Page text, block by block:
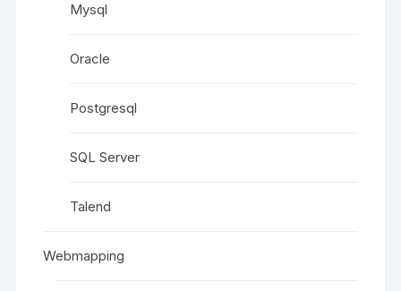
Mysql
Oracle
Postgresql
SQL Server
Talend
Webmapping